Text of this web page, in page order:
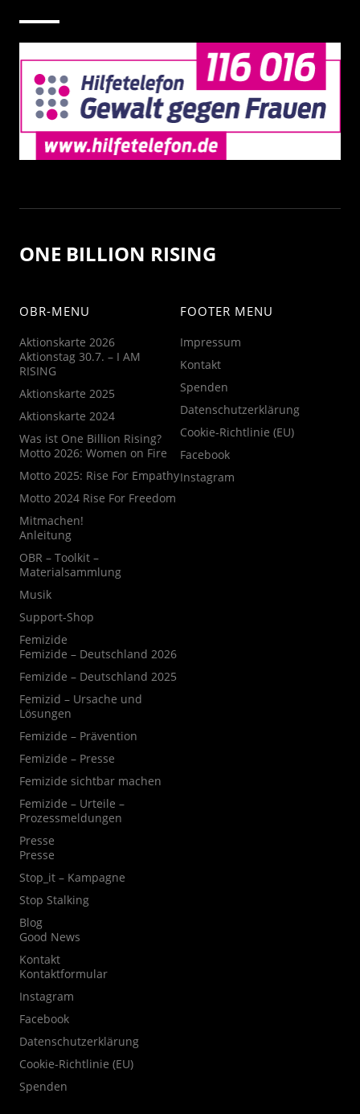
ONE BILLION RISING
OBR-MENU
Aktionskarte 2026
Aktionstag 30.7. – I AM
RISING
Aktionskarte 2025
Aktionskarte 2024
Was ist One Billion Rising?
Motto 2026: Women on Fire
Motto 2025: Rise For Empathy
Motto 2024 Rise For Freedom
Mitmachen!
Anleitung
OBR – Toolkit –
Materialsammlung
Musik
Support-Shop
Femizide
Femizide – Deutschland 2026
Femizide – Deutschland 2025
Femizid – Ursache und
Lösungen
Femizide – Prävention
Femizide – Presse
Femizide sichtbar machen
Femizide – Urteile –
Prozessmeldungen
Presse
Presse
Stop_it – Kampagne
Stop Stalking
Blog
Good News
Kontakt
Kontaktformular
Instagram
Facebook
Datenschutzerklärung
Cookie-Richtlinie (EU)
Spenden
FOOTER MENU
Impressum
Kontakt
Spenden
Datenschutzerklärung
Cookie-Richtlinie (EU)
Facebook
Instagram